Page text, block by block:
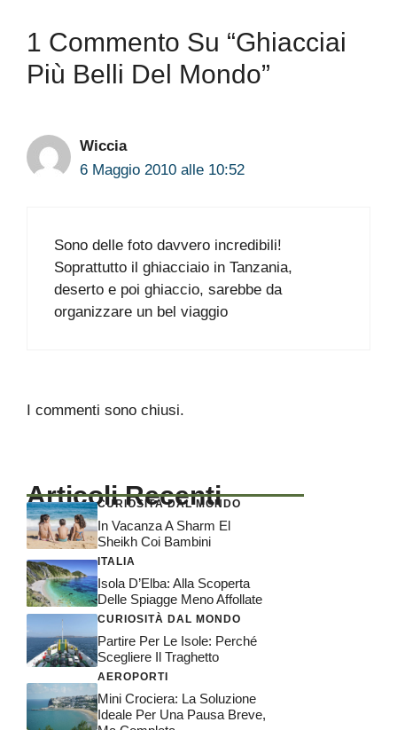
1 Commento Su “Ghiacciai
Più Belli Del Mondo”
Wiccia
6 Maggio 2010 alle 10:52
Sono delle foto davvero incredibili!
Soprattutto il ghiacciaio in Tanzania,
deserto e poi ghiaccio, sarebbe da
organizzare un bel viaggio
I commenti sono chiusi.
Articoli Recenti
CURIOSITÀ DAL MONDO
In Vacanza A Sharm El
Sheikh Coi Bambini
ITALIA
Isola D’Elba: Alla Scoperta
Delle Spiagge Meno Affollate
CURIOSITÀ DAL MONDO
Partire Per Le Isole: Perché
Scegliere Il Traghetto
AEROPORTI
Mini Crociera: La Soluzione
Ideale Per Una Pausa Breve,